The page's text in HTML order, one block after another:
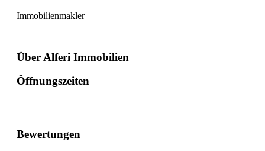
Immobilienmakler
Über Alferi Immobilien
Öffnungszeiten
Bewertungen